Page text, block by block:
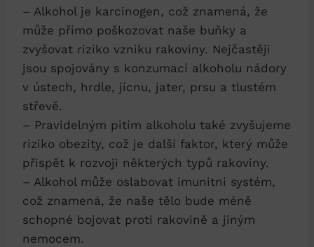
– Alkohol je karcinogen, což znamená, že
může přímo poškozovat naše buňky a
zvyšovat riziko vzniku rakoviny. Nejčastěji
jsou spojovány s konzumací alkoholu nádory
v ústech, hrdle, jícnu, jater, prsu a tlustém
střevě.
– Pravidelným pitím alkoholu také zvyšujeme
riziko obezity, což je další faktor, který může
přispět k rozvoji některých typů rakoviny.
– Alkohol může oslabovat imunitní systém,
což znamená, že naše tělo bude méně
schopné bojovat proti rakovině a jiným
nemocem.